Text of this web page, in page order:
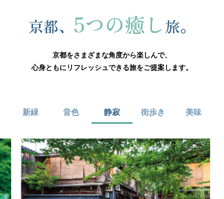
京都、 5つの癒し旅。
京都をさまざまな角度から楽しんで、
心身ともにリフレッシュできる旅をご提案します。
新緑 音色 静寂 街歩き 美味